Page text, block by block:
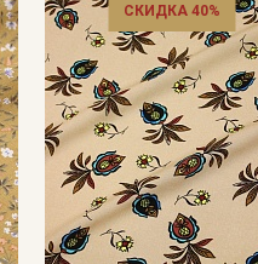
СКИДКА 40%